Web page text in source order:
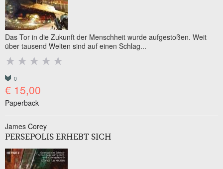
Das Tor in die Zukunft der Menschheit wurde aufgestoßen. Weit
über tausend Welten sind auf einen Schlag...
0
€ 15,00
Paperback
James Corey
PERSEPOLIS ERHEBT SICH